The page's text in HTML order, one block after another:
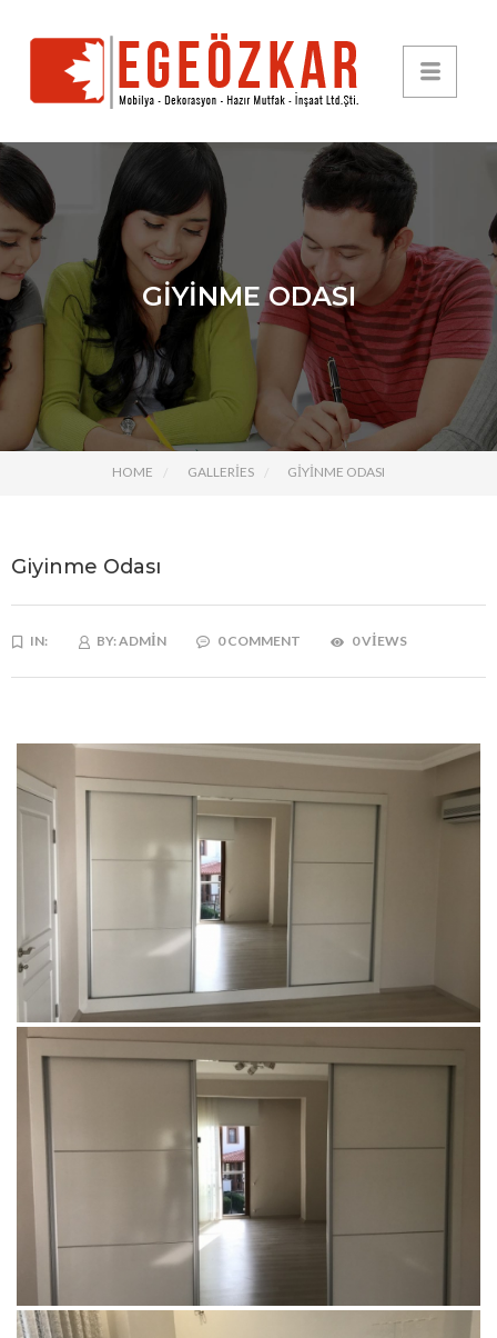
GIYINME ODASI
HOME GALLERIES GIYINME ODASI
Giyinme Odası
IN: BY:ADMIN 0 COMMENT 0 VIEWS